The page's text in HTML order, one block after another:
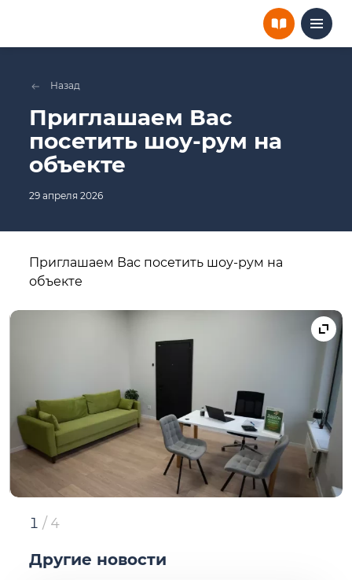
Назад
Приглашаем Вас
посетить шоу-рум на
объекте
29 апреля 2026
Приглашаем Вас посетить шоу-рум на
объекте
1 / 4
Другие новости